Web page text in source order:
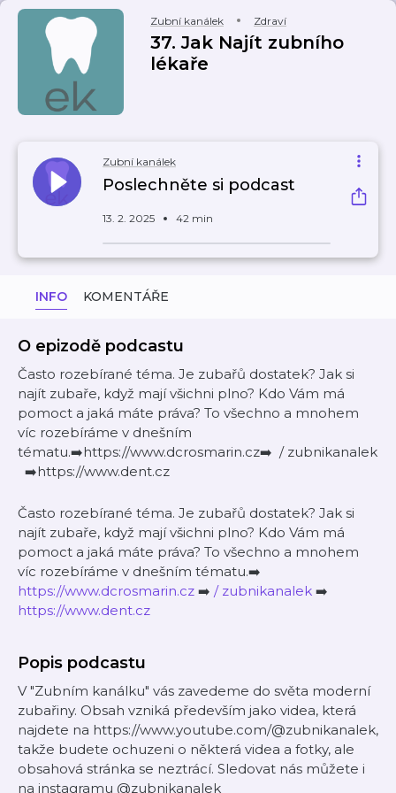
Zubní kanálek Zdraví
37. Jak Najít zubního
lékaře
Zubní kanálek
Poslechněte si podcast
13. 2. 2025 42 min
INFO KOMENTÁŘE
O epizodě podcastu
Často rozebírané téma. Je zubařů dostatek? Jak si
najít zubaře, když mají všichni plno? Kdo Vám má
pomoct a jaká máte práva? To všechno a mnohem
víc rozebíráme v dnešním
tématu.➡️https://www.dcrosmarin.cz➡️ / zubnikanalek
➡️https://www.dent.cz
Často rozebírané téma. Je zubařů dostatek? Jak si
najít zubaře, když mají všichni plno? Kdo Vám má
pomoct a jaká máte práva? To všechno a mnohem
víc rozebíráme v dnešním tématu.➡️
https://www.dcrosmarin.cz ➡️ / zubnikanalek ➡️
https://www.dent.cz
Popis podcastu
V "Zubním kanálku" vás zavedeme do světa moderní
zubařiny. Obsah vzniká především jako videa, která
najdete na https://www.youtube.com/@zubnikanalek,
takže budete ochuzeni o některá videa a fotky, ale
obsahová stránka se neztrácí. Sledovat nás můžete i
na instagramu @zubnikanalek